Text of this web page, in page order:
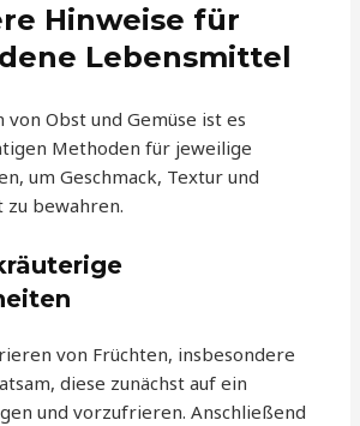
Hinweise für
Lebensmittel
Obst und Gemüse ist es
Methoden für jeweilige
um Geschmack, Textur und
bewahren.
von Früchten, insbesondere
diese zunächst auf ein
und vorzufrieren. Anschließend